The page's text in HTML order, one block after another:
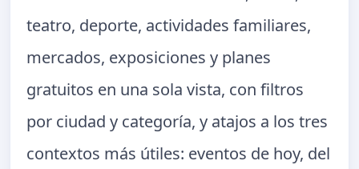
teatro, deporte, actividades familiares,
mercados, exposiciones y planes
gratuitos en una sola vista, con filtros
por ciudad y categoría, y atajos a los tres
contextos más útiles: eventos de hoy, del